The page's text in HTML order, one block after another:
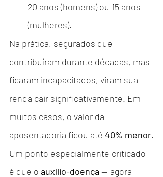
20 anos (homens) ou 15 anos
(mulheres).
Na prática, segurados que
contribuíram durante décadas, mas
ficaram incapacitados, viram sua
renda cair significativamente. Em
muitos casos, o valor da
aposentadoria ficou até 40% menor.
Um ponto especialmente criticado
é que o auxílio-doença — agora